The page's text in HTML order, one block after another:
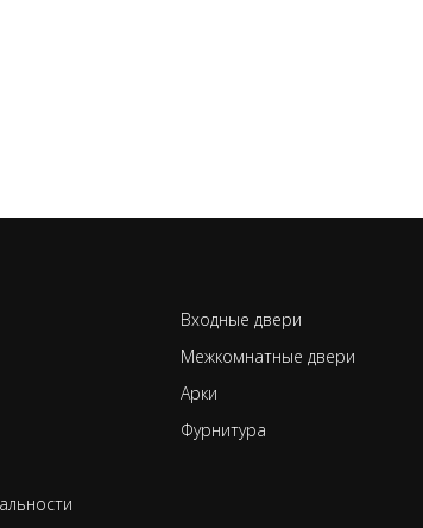
Входные двери
Межкомнатные двери
Арки
Фурнитура